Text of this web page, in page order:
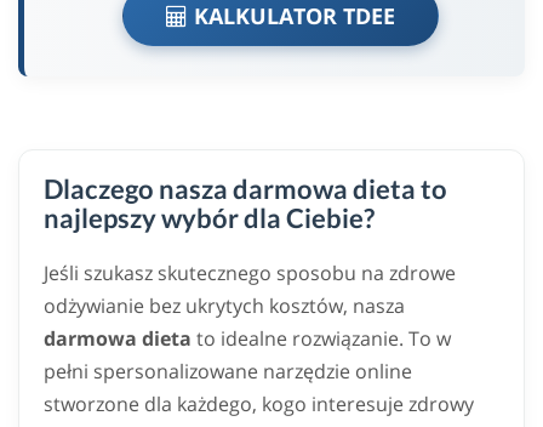
KALKULATOR TDEE
Dlaczego nasza darmowa dieta to
najlepszy wybór dla Ciebie?
Jeśli szukasz skutecznego sposobu na zdrowe
odżywianie bez ukrytych kosztów, nasza
darmowa dieta to idealne rozwiązanie. To w
pełni spersonalizowane narzędzie online
stworzone dla każdego, kogo interesuje zdrowy